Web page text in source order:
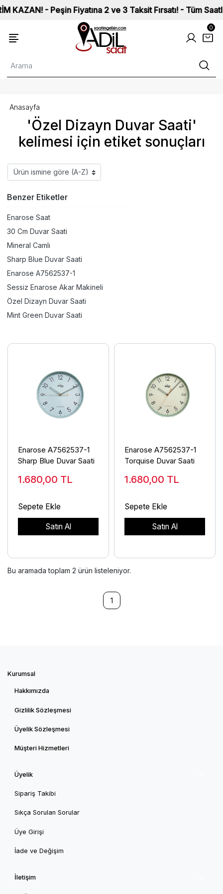
KAZAN! - Peşin Fiyatına 2 ve 3 Taksit Fırsatı! - Tüm
0
'Özel Dizayn Duvar Saati'
kelimesi için etiket sonuçları
Anasayfa
Benzer Etiketler
Enarose Saat
30 Cm Duvar Saati
Mineral Camlı
Sharp Blue Duvar Saati
Enarose A7562537-1
Sessiz Enarose Akar Makineli
Özel Dizayn Duvar Saati
Mint Green Duvar Saati
Enarose A7562537-1
Sharp Blue Duvar Saati
1.680,00 TL
Sepete Ekle
Satın Al
Enarose A7562537-1
Torquise Duvar Saati
1.680,00 TL
Sepete Ekle
Satın Al
Bu aramada toplam 2 ürün listeleniyor.
1
Kurumsal
Hakkımızda
Gizlilik Sözleşmesi
Üyelik Sözleşmesi
Müşteri Hizmetleri
Üyelik
Sipariş Takibi
Sıkça Sorulan Sorular
Üye Girişi
İade ve Değişim
İletişim